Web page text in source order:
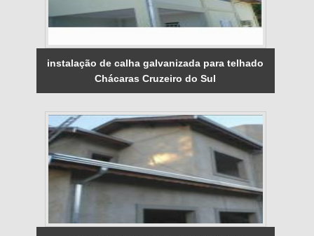
instalação de calha galvanizada para telhado
Chácaras Cruzeiro do Sul